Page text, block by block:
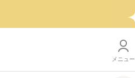
メニュー